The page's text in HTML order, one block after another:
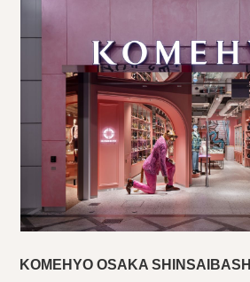
KOMEHYO OSAKA SHINSAIBASHI